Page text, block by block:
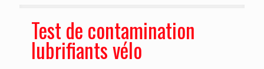
Test de contamination
lubrifiants vélo